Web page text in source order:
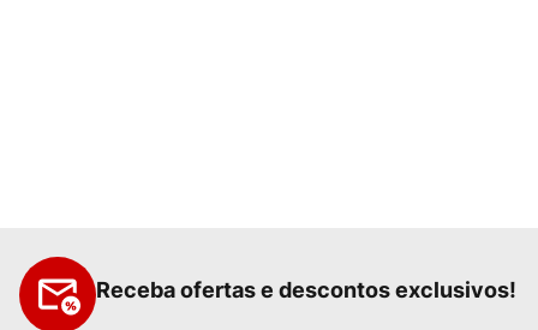
Receba ofertas e descontos exclusivos!